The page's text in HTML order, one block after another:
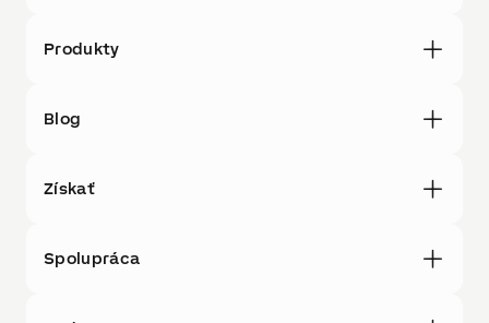
Produkty
Blog
Získať
Spolupráca